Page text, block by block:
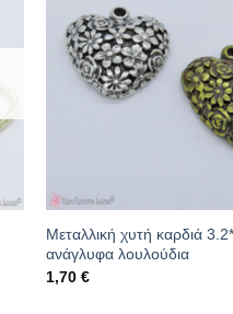
Μεταλλική χυτή καρδιά
ανάγλυφα λουλούδια
1,70 €